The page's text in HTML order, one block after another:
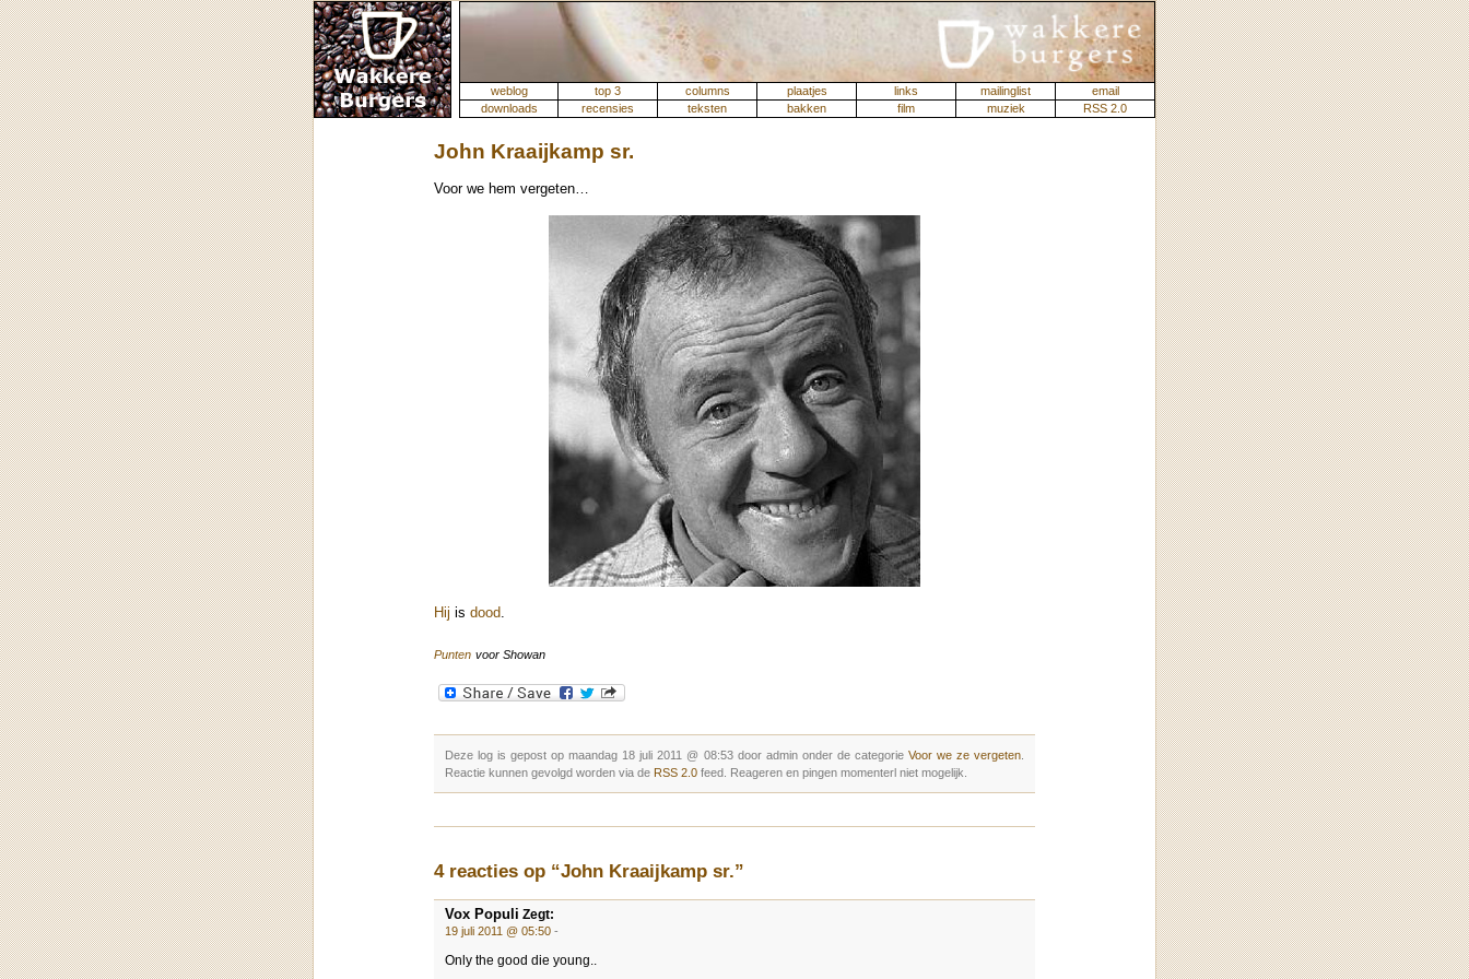
weblog top 3 columns plaatjes links mailinglist
email
downloads
recensies teksten bakken film muziek RSS 2.0
John Kraaijkamp sr.
Voor we hem vergeten…
Hij is dood
Punten voor Showan
Deze log is gepost op maandag 18 juli 2011 @ 08:53 door admin onder de categorie Voor we ze vergeten
Reactie kunnen gevolgd worden via de RSS 2.0 feed. Reageren en pingen momenterl niet mogelijk.
4 reacties op “John Kraaijkamp sr.”
Vox Populi Zegt:
19 juli 2011 @ 05:50 -
Only the good die young..